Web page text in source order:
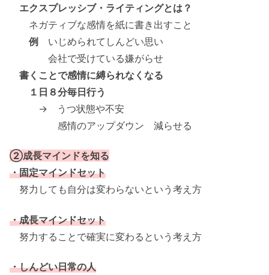
エクスプレッシブ・ライティングとは？
ネガティブな感情を紙に書き出すこと
例 いじめられてしんどい思い
会社で受けている嫌がらせ
書くことで感情に縛られなくなる
１日８分毎日行う
→ うつ状態や不安
感情のアップダウン 減らせる
②成長マインドを知る
・固定マインドセット
努力しても自分は変わらないという考え方
・成長マインドセット
努力することで確実に変わるという考え方
・しんどい日常の人